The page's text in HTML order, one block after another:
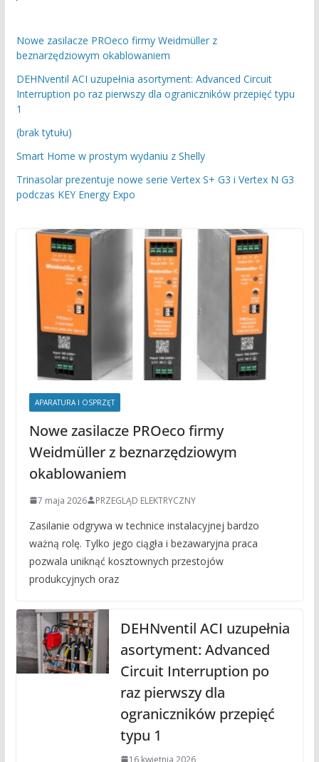
Nowe zasilacze PROeco firmy Weidmüller z
beznarzędziowym okablowaniem
DEHNventil ACI uzupełnia asortyment: Advanced Circuit
Interruption po raz pierwszy dla ograniczników przepięć typu
1
(brak tytułu)
Smart Home w prostym wydaniu z Shelly
Trinasolar prezentuje nowe serie Vertex S+ G3 i Vertex N G3
podczas KEY Energy Expo
APARATURA I OSPRZĘT
Nowe zasilacze PROeco firmy
Weidmüller z beznarzędziowym
okablowaniem
7 maja 2026 PRZEGLĄD ELEKTRYCZNY
Zasilanie odgrywa w technice instalacyjnej bardzo
ważną rolę. Tylko jego ciągła i bezawaryjna praca
pozwala uniknąć kosztownych przestojów
produkcyjnych oraz
DEHNventil ACI uzupełnia
asortyment: Advanced
Circuit Interruption po
raz pierwszy dla
ograniczników przepięć
typu 1
16 kwietnia 2026